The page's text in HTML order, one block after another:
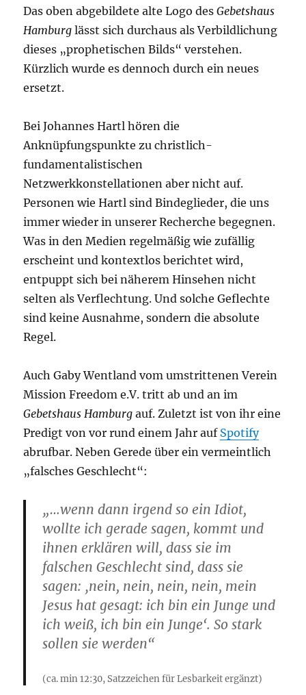
Das oben abgebildete alte Logo desGebetshaus
Hamburg lässt sich durchaus als Verbildlichung
dieses „prophetischen Bilds“ verstehen.
Kürzlich wurde es dennoch durch ein neues
ersetzt.
Bei Johannes Hartl hören die
Anknüpfungspunkte zu christlich-
fundamentalistischen
Netzwerkkonstellationen aber nicht auf.
Personen wie Hartl sind Bindeglieder, die uns
immer wieder in unserer Recherche begegnen.
Was in den Medien regelmäßig wie zufällig
erscheint und kontextlos berichtet wird,
entpuppt sich bei näherem Hinsehen nicht
selten als Verflechtung. Und solche Geflechte
sind keine Ausnahme, sondern die absolute
Regel.
Auch Gaby Wentland vom umstrittenen Verein
Mission Freedom e.V. tritt ab und an im
Gebetshaus Hamburg auf. Zuletzt ist von ihr eine
Predigt von vor rund einem Jahr auf Spotify
abrufbar. Neben Gerede über ein vermeintlich
„falsches Geschlecht“:
„…wenn dann irgend so ein Idiot,
wollte ich gerade sagen, kommt und
ihnen erklären will, dass sie im
falschen Geschlecht sind, dass sie
sagen: ‚nein, nein, nein, nein, mein
Jesus hat gesagt: ich bin ein Junge und
ich weiß, ich bin ein Junge‘. So stark
sollen sie werden“
(ca. min 12:30, Satzzeichen für Lesbarkeit ergänzt)